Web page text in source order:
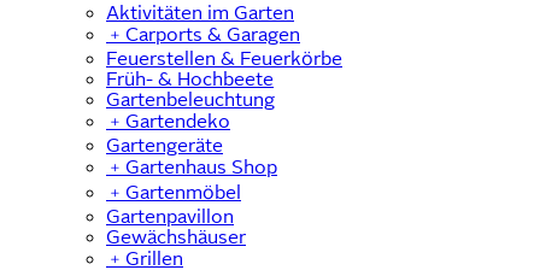
Aktivitäten im Garten
﹢ Carports & Garagen
Feuerstellen & Feuerkörbe
Früh- & Hochbeete
Gartenbeleuchtung
﹢ Gartendeko
Gartengeräte
﹢ Gartenhaus Shop
﹢ Gartenmöbel
Gartenpavillon
Gewächshäuser
﹢ Grillen